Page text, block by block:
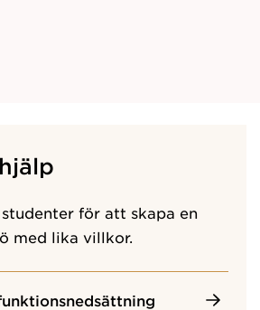
för att skapa en
med lika villkor.